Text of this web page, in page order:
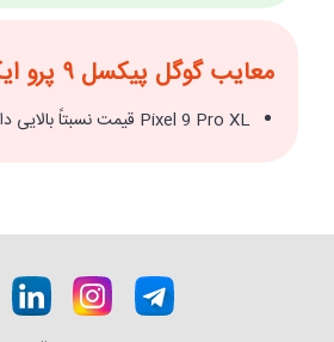
معایب گوگل پیکسل ۹ پرو ایکس ال :
Pixel 9 Pro XL قیمت نسبتاً بالایی دارد